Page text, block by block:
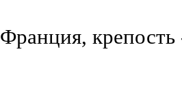
Франция,